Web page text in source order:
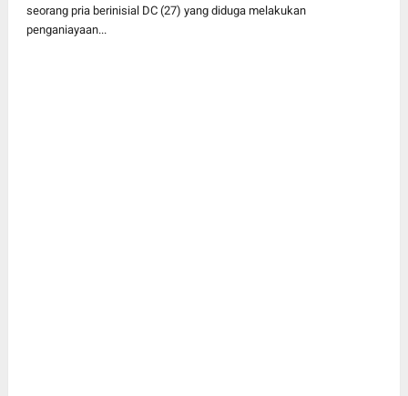
seorang pria berinisial DC (27) yang diduga melakukan
penganiayaan...